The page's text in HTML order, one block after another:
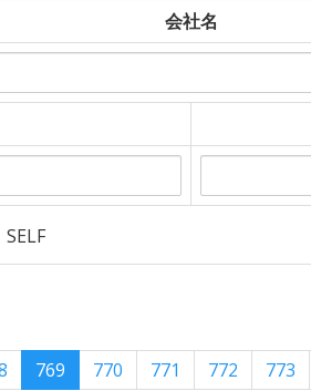
会社名
SELF
769 770 771 772 773